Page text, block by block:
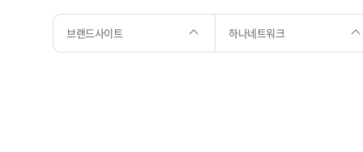
브랜드사이트 하나네트워크